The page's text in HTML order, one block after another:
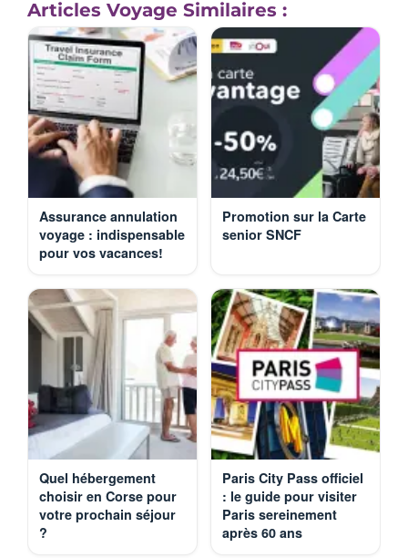
Articles Voyage Similaires :
Assurance annulation
voyage : indispensable
pour vos vacances!
Promotion sur la Carte
senior SNCF
Quel hébergement
choisir en Corse pour
votre prochain séjour
?
Paris City Pass officiel
: le guide pour visiter
Paris sereinement
après 60 ans